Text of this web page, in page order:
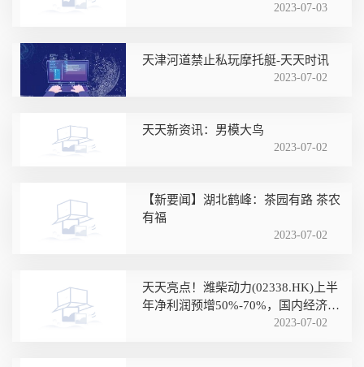
2023-07-03
天津河道禁止私玩摩托艇-天天时讯
2023-07-02
天天新资讯：男模大鸟
2023-07-02
【新要闻】湖北鹤峰：茶园有路 茶农
有福
2023-07-02
天天亮点！潍柴动力(02338.HK)上半
年净利润预增50%-70%，国内经济向
2023-07-02